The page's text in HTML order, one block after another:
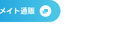
イト通販